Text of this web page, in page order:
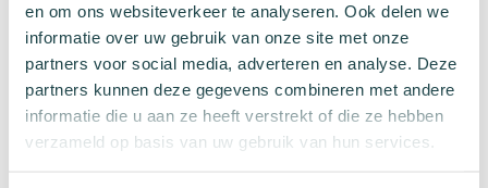
en om ons websiteverkeer te analyseren. Ook delen we
informatie over uw gebruik van onze site met onze
partners voor social media, adverteren en analyse. Deze
partners kunnen deze gegevens combineren met andere
informatie die u aan ze heeft verstrekt of die ze hebben
verzameld op basis van uw gebruik van hun services.
Lenghts
Footies
Sneaker socks
Quarter socks